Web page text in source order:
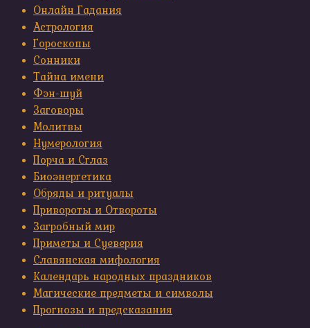
Онлайн Гадания
Астрология
Гороскопы
Сонники
Тайна имени
Фэн-шуй
Заговоры
Молитвы
Нумерология
Порча и Сглаз
Биоэнергетика
Обряды и ритуалы
Привороты и Отвороты
Загробный мир
Приметы и Суеверия
Славянская мифология
Календарь народных праздников
Магические предметы и символы
Прогнозы и предсказания